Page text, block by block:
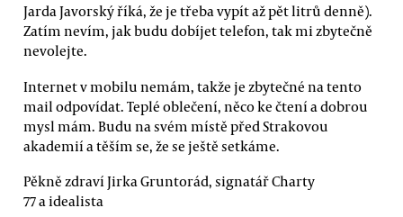
Jarda Javorský říká, že je třeba vypít až pět litrů denně).
Zatím nevím, jak budu dobíjet telefon, tak mi zbytečně
nevolejte.
Internet v mobilu nemám, takže je zbytečné na tento
mail odpovídat. Teplé oblečení, něco ke čtení a dobrou
mysl mám. Budu na svém místě před Strakovou
akademií a těším se, že se ještě setkáme.
Pěkně zdraví Jirka Gruntorád, signatář Charty
77 a idealista